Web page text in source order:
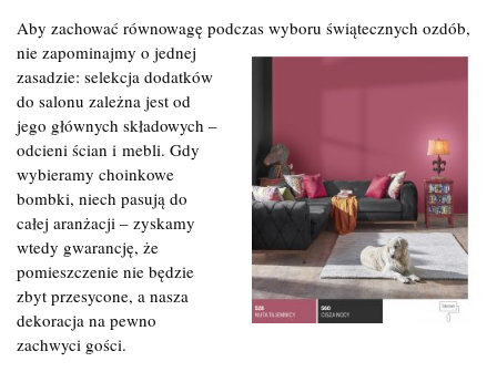
Aby zachować równowagę podczas wyboru świątecznych ozdób,
nie zapominajmy o jednej
zasadzie: selekcja dodatków
do salonu zależna jest od
jego głównych składowych –
odcieni ścian i mebli. Gdy
wybieramy choinkowe
bombki, niech pasują do
całej aranżacji – zyskamy
wtedy gwarancję, że
pomieszczenie nie będzie
zbyt przesycone, a nasza
dekoracja na pewno
zachwyci gości.